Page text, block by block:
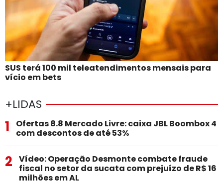
SUS terá 100 mil teleatendimentos mensais para
vício em bets
+LIDAS
1
Ofertas 8.8 Mercado Livre: caixa JBL Boombox 4
com descontos de até 53%
2
Vídeo: Operação Desmonte combate fraude
fiscal no setor da sucata com prejuízo de R$ 16
milhões em AL